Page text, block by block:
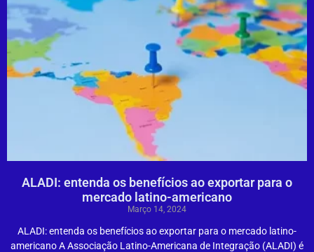
ALADI: entenda os benefícios ao exportar para o
mercado latino-americano
Março 14, 2024
ALADI: entenda os benefícios ao exportar para o mercado latino-
americano A Associação Latino-Americana de Integração (ALADI) é